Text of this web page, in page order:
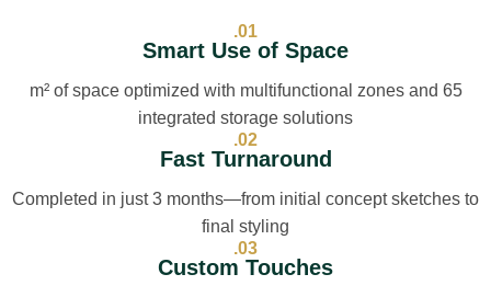
01.
Smart Use of Space
65 m² of space optimized with multifunctional zones and
integrated storage solutions
02.
Fast Turnaround
Completed in just 3 months—from initial concept sketches to
final styling
03.
Custom Touches